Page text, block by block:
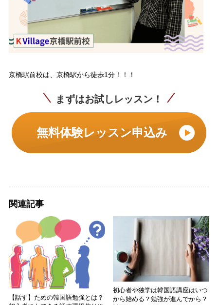
京橋駅前校は、京橋駅から徒歩1分！！！
まずはお試しレッスン！
無料体験レッスン申込み
関連記事
【話す】ための韓国語勉強とは？
初心者や独学は韓国語講座はいつ
から始める？勉強が進んでから？